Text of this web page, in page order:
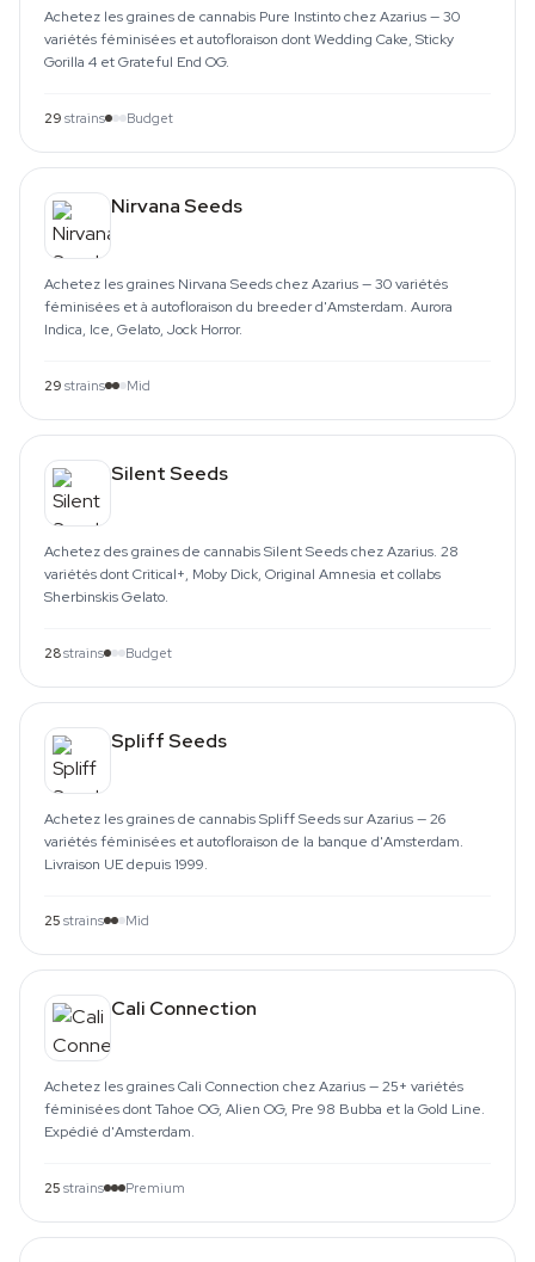
Achetez les graines de cannabis Pure Instinto chez Azarius — 30
variétés féminisées et autofloraison dont Wedding Cake, Sticky
Gorilla 4 et Grateful End OG.
29 strains Budget
Nirvana Seeds
Achetez les graines Nirvana Seeds chez Azarius — 30 variétés
féminisées et à autofloraison du breeder d'Amsterdam. Aurora
Indica, Ice, Gelato, Jock Horror.
29 strains Mid
Silent Seeds
Achetez des graines de cannabis Silent Seeds chez Azarius. 28
variétés dont Critical+, Moby Dick, Original Amnesia et collabs
Sherbinskis Gelato.
28strains Budget
Spliff Seeds
Achetez les graines de cannabis Spliff Seeds sur Azarius — 26
variétés féminisées et autofloraison de la banque d'Amsterdam.
Livraison UE depuis 1999.
25 strains Mid
Cali Connection
Achetez les graines Cali Connection chez Azarius — 25+ variétés
féminisées dont Tahoe OG, Alien OG, Pre 98 Bubba et la Gold Line.
Expédié d'Amsterdam.
25 strains Premium